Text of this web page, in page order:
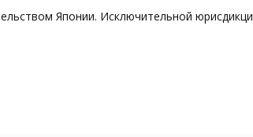
Японии. Исключительной